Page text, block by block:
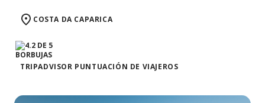
COSTA DA CAPARICA
TRIPADVISOR PUNTUACIÓN DE VIAJEROS